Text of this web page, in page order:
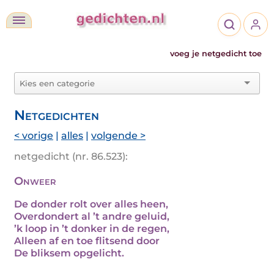
voeg je netgedicht toe
Netgedichten
< vorige | alles | volgende >
netgedicht (nr. 86.523):
Onweer
De donder rolt over alles heen,
Overdondert al ’t andre geluid,
’k loop in ’t donker in de regen,
Alleen af en toe flitsend door
De bliksem opgelicht.